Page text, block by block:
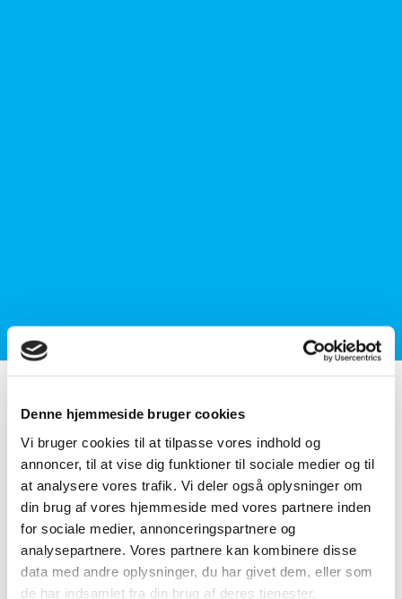
Denne hjemmeside bruger cookies
Vi bruger cookies til at tilpasse vores indhold og
annoncer, til at vise dig funktioner til sociale medier og til
at analysere vores trafik. Vi deler også oplysninger om
din brug af vores hjemmeside med vores partnere inden
for sociale medier, annonceringspartnere og
analysepartnere. Vores partnere kan kombinere disse
data med andre oplysninger, du har givet dem, eller som
de har indsamlet fra din brug af deres tjenester.
Åbningstider
Mandag
07:30 - 16:30